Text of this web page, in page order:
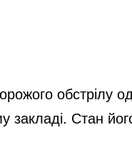
обстрілу
закладі. Стан